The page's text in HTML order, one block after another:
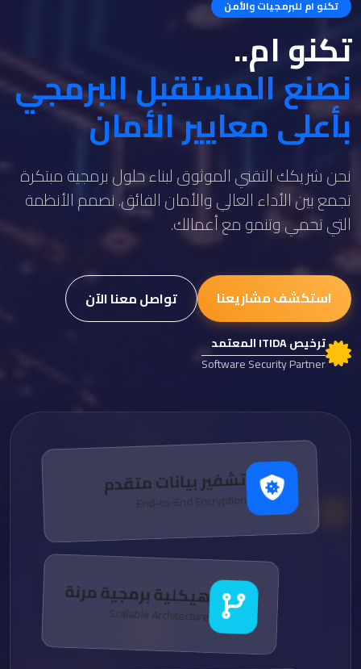
تكنو ام للبرمجيات والأمن
تكنو ام..
نصنع المستقبل البرمجي
بأعلى معايير الأمان
نحن شريكك التقني الموثوق لبناء حلول برمجية مبتكرة
تجمع بين الأداء العالي والأمان الفائق. نصمم الأنظمة
التي تحمي وتنمو مع أعمالك.
استكشف مشاريعنا تواصل معنا الآن
ترخيص ITIDA المعتمد
Software Security Partner
تشفير بيانات متقدم
End-to-End Encryption
هيكلية برمجية مرنة
Scalable Architecture